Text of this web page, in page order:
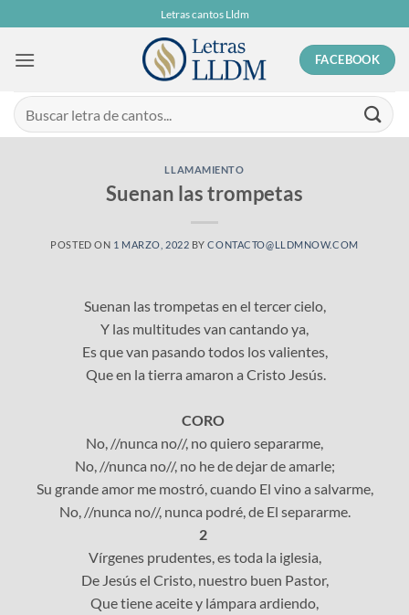
to
content
Letras cantos Lldm
FACEBOOK
LLAMAMIENTO
Suenan las trompetas
POSTED ON 1 MARZO, 2022 BYCONTACTO@LLDMNOW.COM
Suenan las trompetas en el tercer cielo,
Y las multitudes van cantando ya,
Es que van pasando todos los valientes,
Que en la tierra amaron a Cristo Jesús.
CORO
No, //nunca no//, no quiero separarme,
No, //nunca no//, no he de dejar de amarle;
Su grande amor me mostró, cuando El vino a salvarme,
No, //nunca no//, nunca podré, de El separarme.
2
Vírgenes prudentes, es toda la iglesia,
De Jesús el Cristo, nuestro buen Pastor,
Que tiene aceite y lámpara ardiendo,